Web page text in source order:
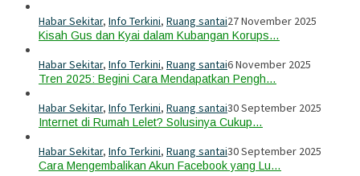
Habar Sekitar, Info Terkini, Ruang santai27 November 2025
Kisah Gus dan Kyai dalam Kubangan Korups…
Habar Sekitar, Info Terkini, Ruang santai6 November 2025
Tren 2025: Begini Cara Mendapatkan Pengh…
Habar Sekitar, Info Terkini, Ruang santai30 September 2025
Internet di Rumah Lelet? Solusinya Cukup…
Habar Sekitar, Info Terkini, Ruang santai30 September 2025
Cara Mengembalikan Akun Facebook yang Lu…